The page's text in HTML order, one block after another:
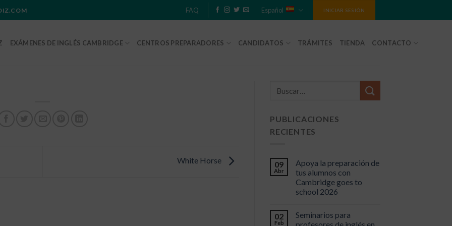
FAQ Español INICIAR SESIÓN
EXÁMENES DE INGLÉS CAMBRIDGE CENTROS PREPARADORES CANDIDATOS TRÁMITES TIENDA CONTACTO
White Horse
PUBLICACIONES
RECIENTES
09
Abr
Apoya la preparación de
tus alumnos con
Cambridge goes to
school 2026
02
Feb
Seminarios para
profesores de inglés en